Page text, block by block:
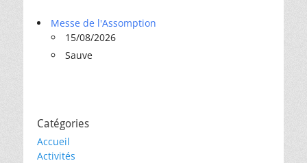
Messe de l'Assomption
15/08/2026
Sauve
Catégories
Accueil
Activités